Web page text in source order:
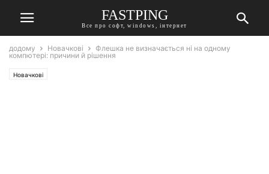
FASTPING
Все про софт, windows, інтернет
додому Новачкові
Флешка не визначається ні на одному
компютері: причини й рішення
Новачкові